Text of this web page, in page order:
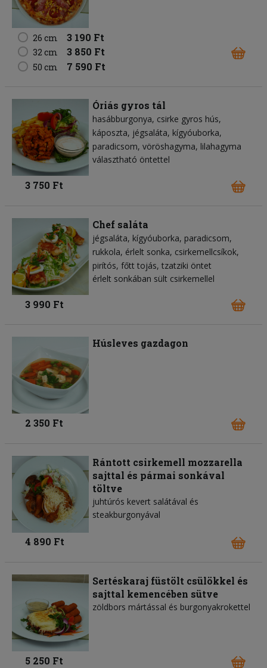
26 cm 3 190 Ft
32 cm 3 850 Ft
50 cm 7 590 Ft
Óriás gyros tál
hasábburgonya csirke gyros hús
káposzta jégsaláta kígyóuborka
paradicsom vöröshagyma lilahagyma
választható öntettel
3 750 Ft
Chef saláta
jégsaláta kígyóuborka paradicsom
rukkola érlelt sonka csirkemellcsíkok
pirítós főtt tojás tzatziki öntet
érlelt sonkában sült csirkemellel
3 990 Ft
Húsleves gazdagon
2 350 Ft
Rántott csirkemell mozzarella
sajttal és pármai sonkával
töltve
juhtúrós kevert salátával és
steakburgonyával
4 890 Ft
Sertéskaraj füstölt csülökkel és
sajttal kemencében sütve
zöldbors mártással és burgonyakrokettel
5 250 Ft